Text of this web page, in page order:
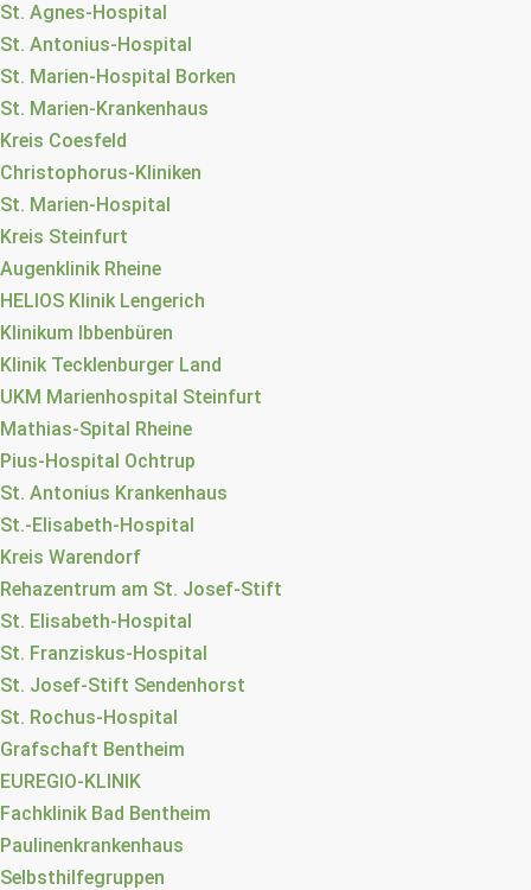
St. Agnes-Hospital
St. Antonius-Hospital
St. Marien-Hospital Borken
St. Marien-Krankenhaus
Kreis Coesfeld
Christophorus-Kliniken
St. Marien-Hospital
Kreis Steinfurt
Augenklinik Rheine
HELIOS Klinik Lengerich
Klinikum Ibbenbüren
Klinik Tecklenburger Land
UKM Marienhospital Steinfurt
Mathias-Spital Rheine
Pius-Hospital Ochtrup
St. Antonius Krankenhaus
St.-Elisabeth-Hospital
Kreis Warendorf
Rehazentrum am St. Josef-Stift
St. Elisabeth-Hospital
St. Franziskus-Hospital
St. Josef-Stift Sendenhorst
St. Rochus-Hospital
Grafschaft Bentheim
EUREGIO-KLINIK
Fachklinik Bad Bentheim
Paulinenkrankenhaus
Selbsthilfegruppen